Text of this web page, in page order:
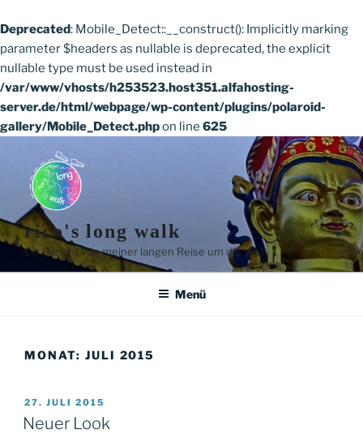
Deprecated: Mobile_Detect::__construct(): Implicitly marking
parameter $headers as nullable is deprecated, the explicit
nullable type must be used instead in
/var/www/vhosts/h253523.host351.alfahosting-
server.de/html/webpage/wp-content/plugins/polaroid-
gallery/Mobile_Detect.phpon line 625
springen
rico's long walk
Ein Bericht von meiner langen Reise um die Welt
Menü
MONAT: JULI 2015
VERÖFFENTLICHT
AM
27. JULI 2015
Neuer Look